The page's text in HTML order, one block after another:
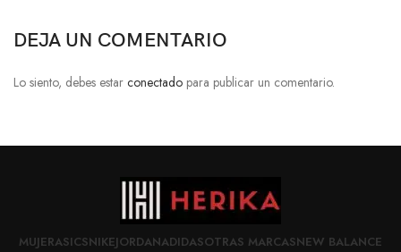
DEJA UN COMENTARIO
Lo siento, debes estar conectado para publicar un comentario.
MUJERASICSNIKEJORDANADIDASOTRAS MARCASNEW BALANCE